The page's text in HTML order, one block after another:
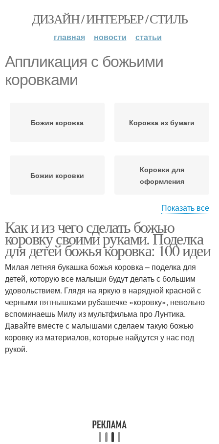
ДИЗАЙН / ИНТЕРЬЕР / СТИЛЬ
главная новости статьи
Аппликация с божьими
коровками
Божия коровка Коровка из бумаги
Божии коровки
Коровки для
оформления
скорлупы
Мастер-класс по
объемной аппликации
Аппликации из цветной
бумаги
Аппликация из цветной
бумаги
Показать все
Как и из чего сделать божью
коровку своими руками. Поделка
для детей божья коровка: 100 идеи
Милая летняя букашка божья коровка – поделка для
детей, которую все малыши будут делать с большим
удовольствием. Глядя на яркую в нарядной красной с
черными пятнышками рубашечке «коровку», невольно
вспоминаешь Милу из мультфильма про Лунтика.
Давайте вместе с малышами сделаем такую божью
коровку из материалов, которые найдутся у нас под
рукой.